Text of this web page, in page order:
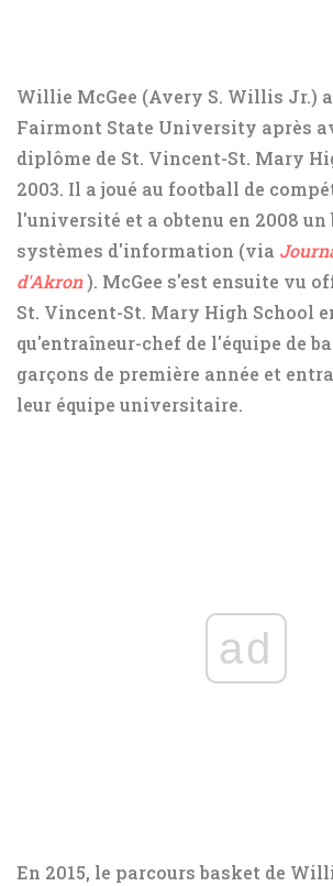
Willie McGee (Avery S. Willis Jr.)
Fairmont State University après
diplôme de St. Vincent-St. Mary
2003. Il a joué au football de
l'université et a obtenu en 2008 un
systèmes d'information (via
d'Akron). McGee s'est ensuite vu
St. Vincent-St. Mary High School
qu'entraîneur-chef de l'équipe de
garçons de première année et
leur équipe universitaire.
ad
En 2015, le parcours basket de